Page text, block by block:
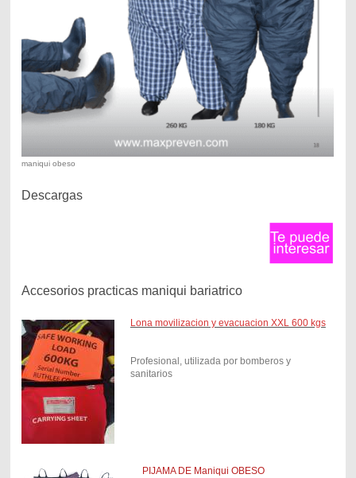
maniqui obeso
Descargas
Accesorios practicas maniqui bariatrico
Lona movilizacion y evacuacion XXL 600 kgs
Profesional, utilizada por bomberos y
sanitarios
PIJAMA DE Maniqui OBESO